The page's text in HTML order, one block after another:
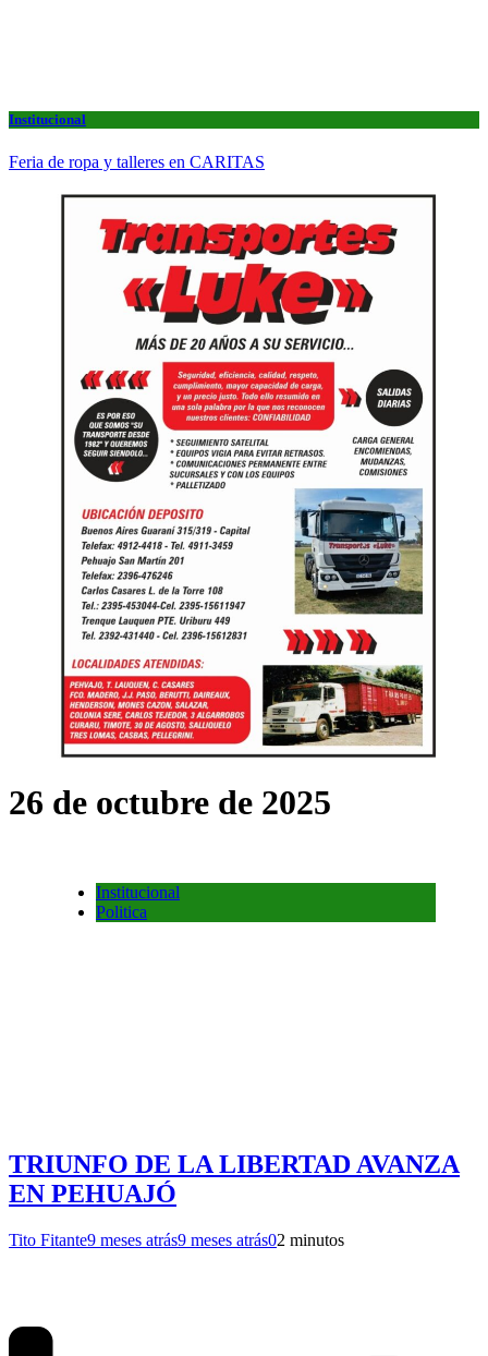
Institucional
Feria de ropa y talleres en CARITAS
26 de octubre de 2025
Institucional
Politica
TRIUNFO DE LA LIBERTAD AVANZA
EN PEHUAJÓ
Tito Fitante9 meses atrás9 meses atrás02 minutos